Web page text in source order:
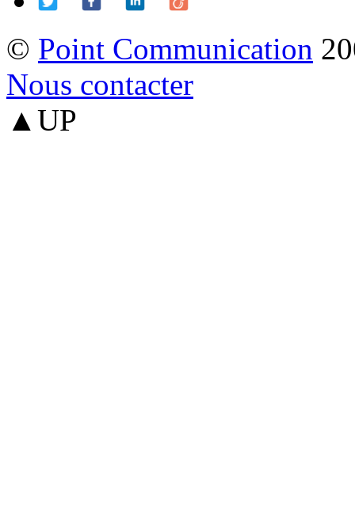
© Point Communication
Nous contacter
▲UP